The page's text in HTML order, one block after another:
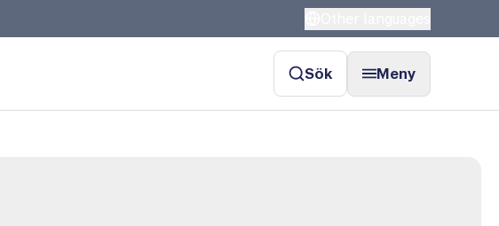
Sök Meny